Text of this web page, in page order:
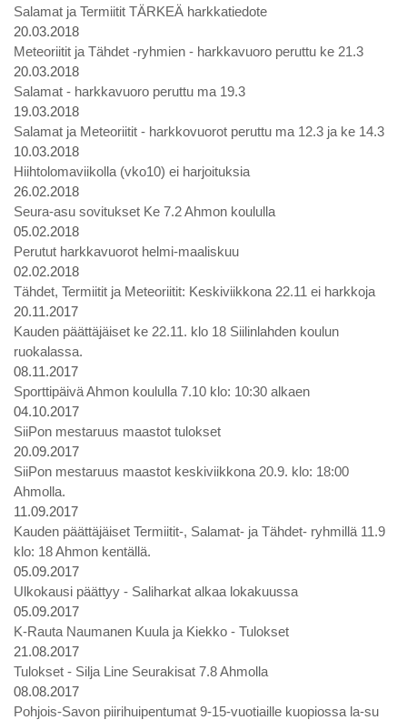
Salamat ja Termiitit TÄRKEÄ harkkatiedote
20.03.2018
Meteoriitit ja Tähdet -ryhmien - harkkavuoro peruttu ke 21.3
20.03.2018
Salamat - harkkavuoro peruttu ma 19.3
19.03.2018
Salamat ja Meteoriitit - harkkovuorot peruttu ma 12.3 ja ke 14.3
10.03.2018
Hiihtolomaviikolla (vko10) ei harjoituksia
26.02.2018
Seura-asu sovitukset Ke 7.2 Ahmon koululla
05.02.2018
Perutut harkkavuorot helmi-maaliskuu
02.02.2018
Tähdet, Termiitit ja Meteoriitit: Keskiviikkona 22.11 ei harkkoja
20.11.2017
Kauden päättäjäiset ke 22.11. klo 18 Siilinlahden koulun
ruokalassa.
08.11.2017
Sporttipäivä Ahmon koululla 7.10 klo: 10:30 alkaen
04.10.2017
SiiPon mestaruus maastot tulokset
20.09.2017
SiiPon mestaruus maastot keskiviikkona 20.9. klo: 18:00
Ahmolla.
11.09.2017
Kauden päättäjäiset Termiitit-, Salamat- ja Tähdet- ryhmillä 11.9
klo: 18 Ahmon kentällä.
05.09.2017
Ulkokausi päättyy - Saliharkat alkaa lokakuussa
05.09.2017
K-Rauta Naumanen Kuula ja Kiekko - Tulokset
21.08.2017
Tulokset - Silja Line Seurakisat 7.8 Ahmolla
08.08.2017
Pohjois-Savon piirihuipentumat 9-15-vuotiaille kuopiossa la-su